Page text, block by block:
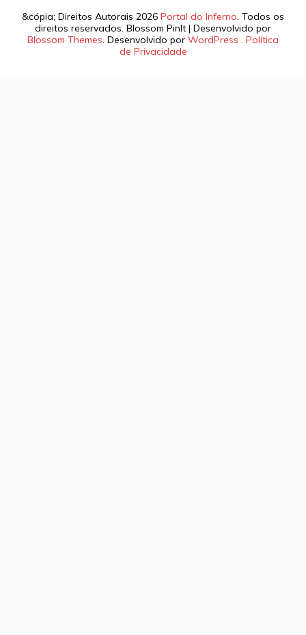
&cópia; Direitos Autorais 2026 Portal do Inferno. Todos os
direitos reservados. Blossom PinIt | Desenvolvido por
Blossom Themes. Desenvolvido por WordPress . Política
de Privacidade